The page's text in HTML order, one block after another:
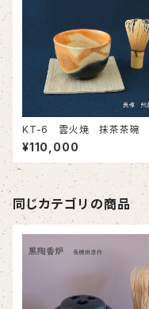
KT-6 雲火焼 抹茶茶碗
¥110,000
同じカテゴリの商品